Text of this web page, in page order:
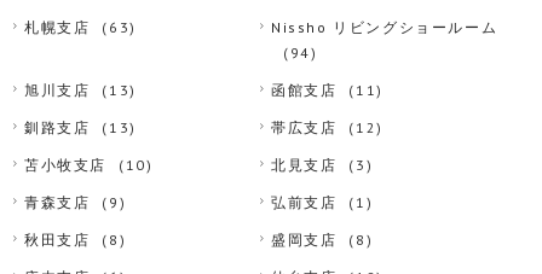
札幌支店 (63)
Nissho リビングショールーム
(94)
旭川支店 (13) 函館支店 (11)
釧路支店 (13) 帯広支店 (12)
苫小牧支店 (10) 北見支店 (3)
青森支店 (9) 弘前支店 (1)
秋田支店 (8) 盛岡支店 (8)